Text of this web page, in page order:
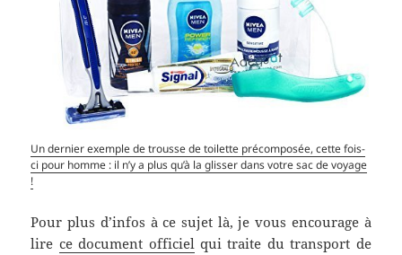
Un dernier exemple de trousse de toilette précomposée, cette fois-
ci pour homme : il n’y a plus qu’à la glisser dans votre sac de voyage
!
Pour plus d’infos à ce sujet là, je vous encourage à
lire ce document officielqui traite du transport de